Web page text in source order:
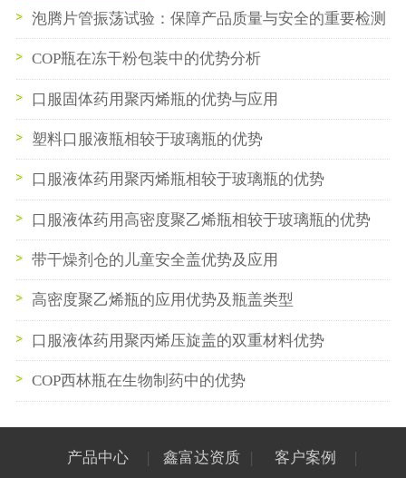
泡腾片管振荡试验：保障产品质量与安全的重要检测
COP瓶在冻干粉包装中的优势分析
口服固体药用聚丙烯瓶的优势与应用
塑料口服液瓶相较于玻璃瓶的优势
口服液体药用聚丙烯瓶相较于玻璃瓶的优势
口服液体药用高密度聚乙烯瓶相较于玻璃瓶的优势
带干燥剂仓的儿童安全盖优势及应用
高密度聚乙烯瓶的应用优势及瓶盖类型
口服液体药用聚丙烯压旋盖的双重材料优势
COP西林瓶在生物制药中的优势
产品中心 | 鑫富达资质 | 客户案例 |